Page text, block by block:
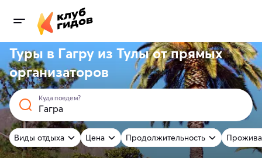
Туры в Гагру из Тулы отпрямых
организаторов
Куда поедем?
Виды отдыха Цена Продолжительность